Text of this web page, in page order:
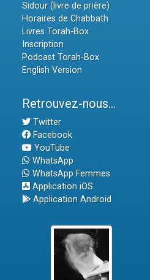
Sidour (livre de prière)
Horaires de Chabbath
Livres Torah-Box
Inscription
Podcast Torah-Box
English Version
Retrouvez-nous...
Twitter
Facebook
YouTube
WhatsApp
WhatsApp Femmes
Application iOS
Application Android